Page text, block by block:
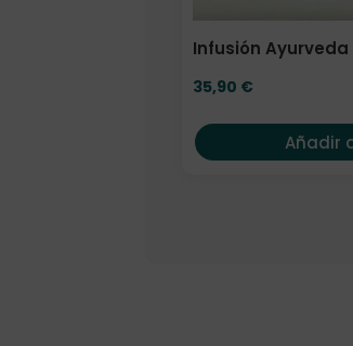
Infusión Ayurveda
35,90 €
Añadir